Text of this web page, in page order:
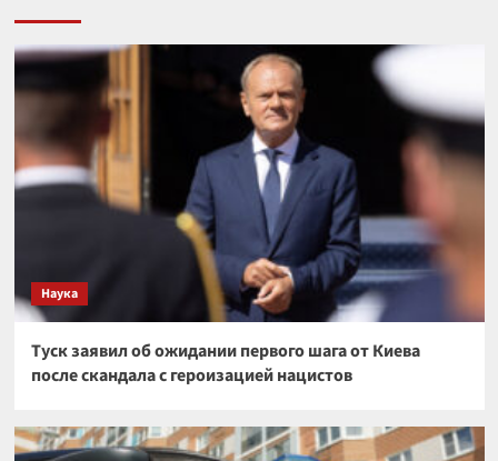
Наука
Туск заявил об ожидании первого шага от Киева
после скандала с героизацией нацистов